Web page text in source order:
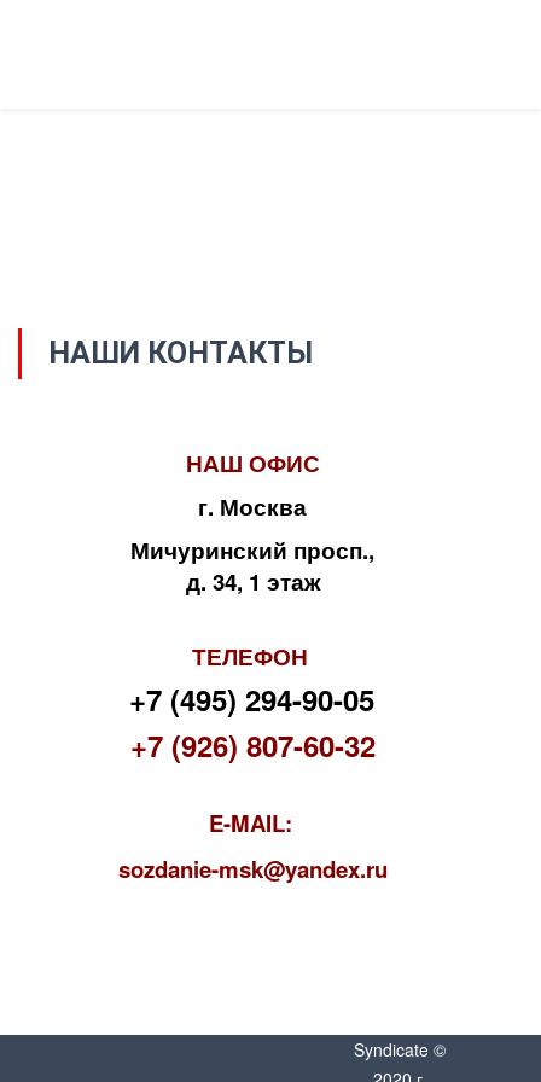
НАШИ КОНТАКТЫ
НАШ ОФИС
г. Москва
Мичуринский просп.,
д. 34, 1 этаж
ТЕЛЕФОН
+7 (495) 294-90-05
+7 (926) 807-60-32
E-MAIL:
sozdanie-msk@yandex.ru
Syndicate ©